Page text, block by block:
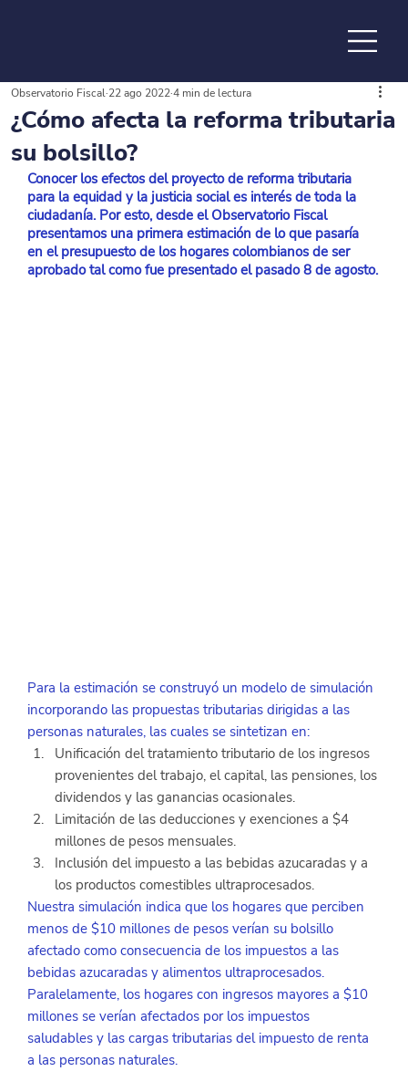
de la
¿Cómo afecta la reforma tributaria
su bolsillo?
Observatorio Fiscal 22 ago 20224 min de lectura
Conocer los efectos del proyecto de reforma tributaria
para la equidad y la justicia social es interés de toda la
ciudadanía. Por esto, desde el Observatorio Fiscal
presentamos una primera estimación de lo que pasaría
en el presupuesto de los hogares colombianos de ser
aprobado tal como fue presentado el pasado 8 de agosto.
Para la estimación se construyó un modelo de simulación
incorporando las propuestas tributarias dirigidas a las
personas naturales, las cuales se sintetizan en:
Unificación del tratamiento tributario de los ingresos
provenientes del trabajo, el capital, las pensiones, los
dividendos y las ganancias ocasionales.
Limitación de las deducciones y exenciones a $4
millones de pesos mensuales.
Inclusión del impuesto a las bebidas azucaradas y a
los productos comestibles ultraprocesados.
Nuestra simulación indica que los hogares que perciben
menos de $10 millones de pesos verían su bolsillo
afectado como consecuencia de los impuestos a las
bebidas azucaradas y alimentos ultraprocesados.
Paralelamente, los hogares con ingresos mayores a $10
millones se verían afectados por los impuestos
saludables y las cargas tributarias del impuesto de renta
a las personas naturales.